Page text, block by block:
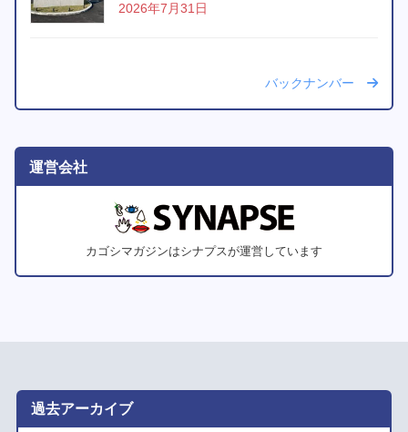
2026年7月31日
バックナンバー
運営会社
カゴシマガジンはシナプスが運営しています
過去アーカイブ